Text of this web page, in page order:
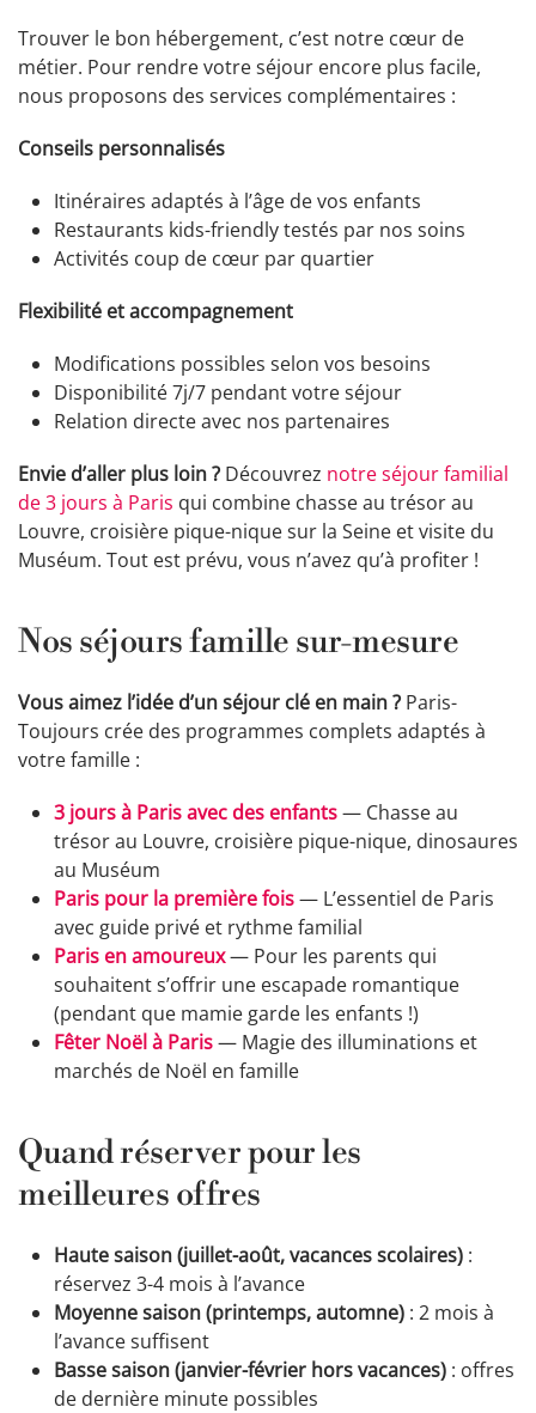
Trouver le bon hébergement, c’est notre cœur de
métier. Pour rendre votre séjour encore plus facile,
nous proposons des services complémentaires :
Conseils personnalisés
Itinéraires adaptés à l’âge de vos enfants
Restaurants kids-friendly testés par nos soins
Activités coup de cœur par quartier
Flexibilité et accompagnement
Modifications possibles selon vos besoins
Disponibilité 7j/7 pendant votre séjour
Relation directe avec nos partenaires
Envie d’aller plus loin ? Découvrez notre séjour familial
de 3 jours à Paris qui combine chasse au trésor au
Louvre, croisière pique-nique sur la Seine et visite du
Muséum. Tout est prévu, vous n’avez qu’à profiter !
Nos séjours famille sur-mesure
Vous aimez l’idée d’un séjour clé en main ? Paris-
Toujours crée des programmes complets adaptés à
votre famille :
3 jours à Paris avec des enfants— Chasse au
trésor au Louvre, croisière pique-nique, dinosaures
au Muséum
Paris pour la première fois— L’essentiel de Paris
avec guide privé et rythme familial
Paris en amoureux— Pour les parents qui
souhaitent s’offrir une escapade romantique
(pendant que mamie garde les enfants !)
Fêter Noël à Paris— Magie des illuminations et
marchés de Noël en famille
Quand réserver pour les
meilleures offres
Haute saison (juillet-août, vacances scolaires) :
réservez 3-4 mois à l’avance
Moyenne saison (printemps, automne) : 2 mois à
l’avance suffisent
Basse saison (janvier-février hors vacances) : offres
de dernière minute possibles